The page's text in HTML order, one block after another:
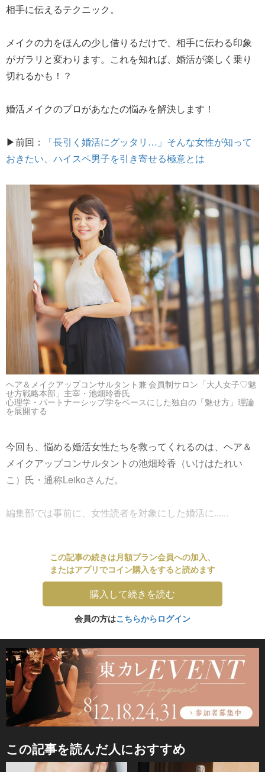
相手に伝えるテクニック。
メイクの力をほんの少し借りるだけで、相手に伝わる印象
がガラリと変わります。これを知れば、婚活が楽しく乗り
切れるかも！？
婚活メイクのプロがあなたの悩みを解決します！
▶前回：
「長引く婚活にグッタリ…」そんな女性が知って
おきたい、ハイスペ男子を引き寄せる極意とは
ヘア＆メイクアップコンサルタント兼 会員制サロン「大人女子♡魅
せ方戦略本部」主宰・池畑玲香氏
心理学・パートナーシップ学をベースにした独自の「魅せ方」理論
を展開する
今回も、悩める婚活女性たちを救ってくれるのは、ヘア＆
メイクアップコンサルタントの池畑玲香（いけはたれい
こ）氏・通称Leikoさんだ。
編集部では事前に、女性読者を対象にした婚活に......
この記事の続きは月額プラン会員への加入、
またはアプリでコイン購入をすると読めます
購入して続きを読む
会員の方はこちらからログイン
この記事を読んだ人におすすめ